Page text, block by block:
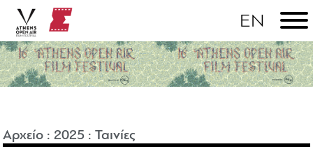
Αρχείο :2025 :Ταινίες